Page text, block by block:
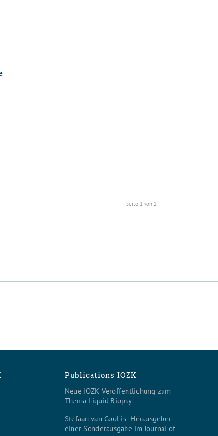
Seite 1 von 2
Publications IOZK
Neue IOZK Veröffentlichung zum
Thema Liquid Biopsy
Stefaan van Gool ist Herausgeber
einer Sonderausgabe im Journal of